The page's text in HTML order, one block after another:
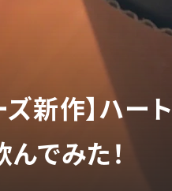
ズ新作】ハ
んでみた！